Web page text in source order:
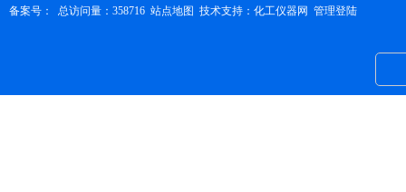
备案号： 总访问量：358716 站点地图 技术支持： 化工仪器网 管理登陆